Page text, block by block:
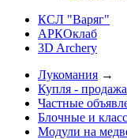
КСЛ "Варяг"
АРКОклаб
3D Archery
Лукомания →
Купля - продажа
Частные
Блочные и
Модули на